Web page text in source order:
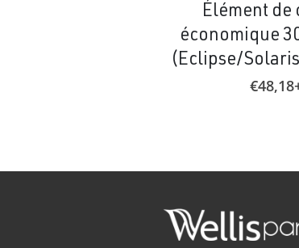
Élément de
économique
€48,18